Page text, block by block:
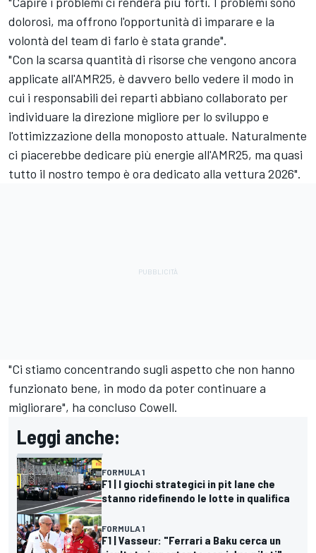
dolorosi, ma offrono l'opportunità di imparare e la
volontà del team di farlo è stata grande".
"Con la scarsa quantità di risorse che vengono ancora
applicate all'AMR25, è davvero bello vedere il modo in
cui i responsabili dei reparti abbiano collaborato per
individuare la direzione migliore per lo sviluppo e
l'ottimizzazione della monoposto attuale. Naturalmente
ci piacerebbe dedicare più energie all'AMR25, ma quasi
tutto il nostro tempo è ora dedicato alla vettura 2026".
"Ci stiamo concentrando sugli aspetto che non hanno
funzionato bene, in modo da poter continuare a
migliorare", ha concluso Cowell.
Leggi anche:
FORMULA 1
F1 | I giochi strategici in pit lane che
stanno ridefinendo le lotte in qualifica
FORMULA 1
F1 | Vasseur: "Ferrari a Baku cerca un